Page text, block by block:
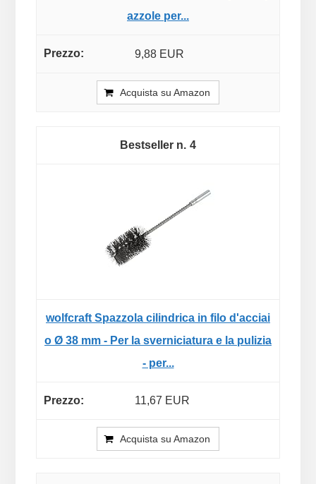
azzole per...
9,88 EUR
Acquista su Amazon
4
wolfcraft Spazzola cilindrica in filo d'acciai
o Ø 38 mm - Per la sverniciatura e la pulizia
- per...
11,67 EUR
Acquista su Amazon